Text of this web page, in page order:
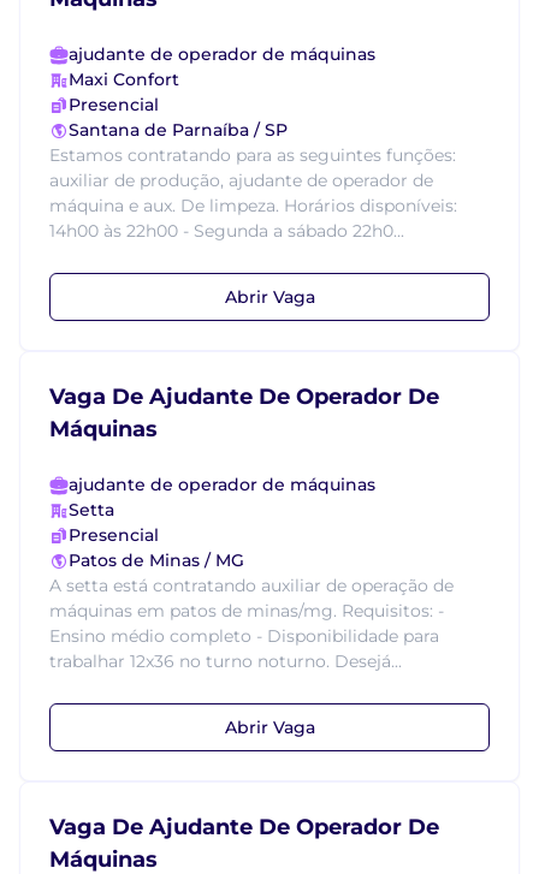
ajudante de operador de máquinas
Maxi Confort
Presencial
Santana de Parnaíba / SP
Estamos contratando para as seguintes funções:
auxiliar de produção, ajudante de operador de
máquina e aux. De limpeza. Horários disponíveis:
14h00 às 22h00 - Segunda a sábado 22h0...
Abrir Vaga
Vaga De Ajudante De Operador De
Máquinas
ajudante de operador de máquinas
Setta
Presencial
Patos de Minas / MG
A setta está contratando auxiliar de operação de
máquinas em patos de minas/mg. Requisitos: -
Ensino médio completo - Disponibilidade para
trabalhar 12x36 no turno noturno. Desejá...
Abrir Vaga
Vaga De Ajudante De Operador De
Máquinas